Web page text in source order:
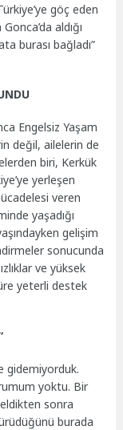
göç eden
aldığı
burası bağladı”
Engelsiz Yaşam
değil, ailelerin de
biri, Kerkük
yerleşen
veren
yaşadığı
gelişim
sonucunda
ve yüksek
yeterli destek
gidemiyorduk.
yoktu. Bir
sonra
burada